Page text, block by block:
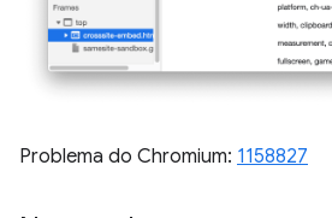
Problema do Chromium: 1158827